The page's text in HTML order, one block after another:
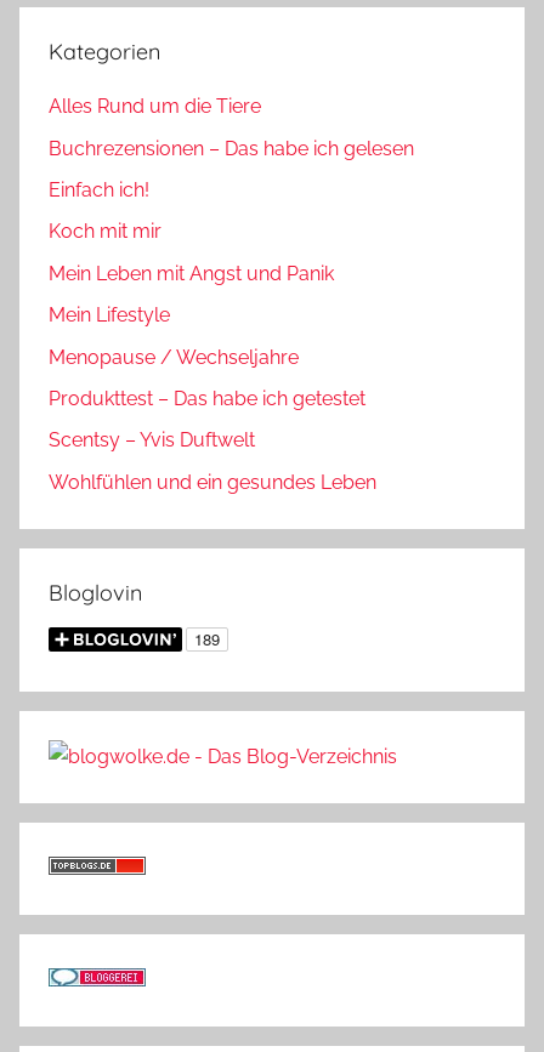
Kategorien
Alles Rund um die Tiere
Buchrezensionen – Das habe ich gelesen
Einfach ich!
Koch mit mir
Mein Leben mit Angst und Panik
Mein Lifestyle
Menopause / Wechseljahre
Produkttest – Das habe ich getestet
Scentsy – Yvis Duftwelt
Wohlfühlen und ein gesundes Leben
Bloglovin